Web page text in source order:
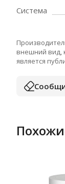
Система
внешний вид,
является